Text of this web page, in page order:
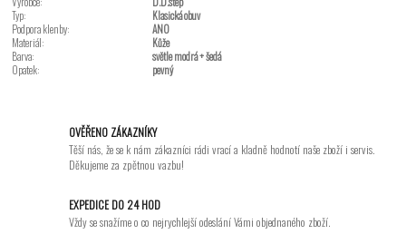
Typ:
Klasická obuv
Podpora klenby:
ANO
Materiál:
Kůže
Barva:
světle modrá + šedá
Opatek:
pevný
OVĚŘENO ZÁKAZNÍKY
Těší nás, že se k nám zákazníci rádi vrací a kladně hodnotí naše zboží i servis.
Děkujeme za zpětnou vazbu!
EXPEDICE DO 24 HOD
Vždy se snažíme o co nejrychlejší odeslání Vámi objednaného zboží.